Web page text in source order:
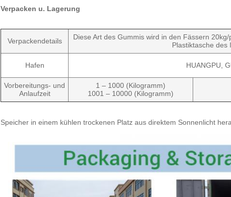
Verpacken u. Lagerung
Verpackendetails
Diese Art des Gummis wird in den Fässern
Plastiktasche des
Hafen HUANGPU,
Vorbereitungs- und
Anlaufzeit
1 – 1000 (Kilogramm)
1001 – 10000 (Kilogramm)
Speicher in einem kühlen trockenen Platz aus direktem Sonnenlicht